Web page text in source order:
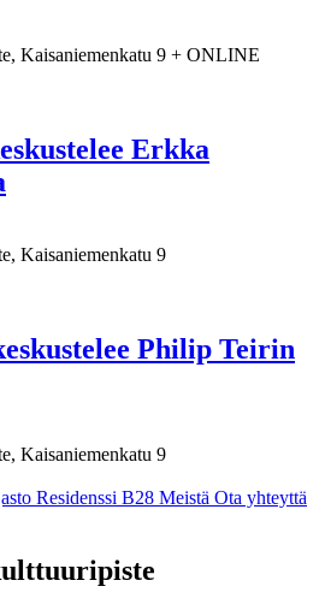
Kaisaniemenkatu 9 + ONLINE
Erkka
Kaisaniemenkatu 9
Philip Teirin
Kaisaniemenkatu 9
Residenssi B28 Meistä Ota yhteyttä